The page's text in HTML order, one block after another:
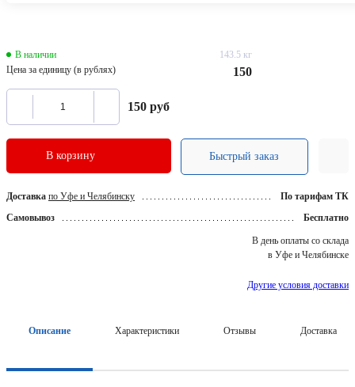
В наличии
143.5 кг
Цена за единицу (в рублях)
150
150 руб
В корзину Быстрый заказ
Доставка по Уфе и Челябинску
По тарифам ТК
Самовывоз
Бесплатно
В день оплаты со склада
в Уфе и Челябинске
Другие условия доставки
Описание Характеристики Отзывы Доставка